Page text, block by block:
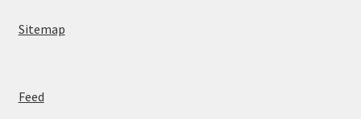
Sitemap
Feed